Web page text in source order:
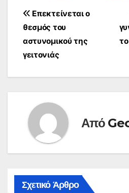
Πλοήγηση
άρθρων
Επεκτείνεται ο
θεσμός του
αστυνομικού της
γειτονιάς
Από
Σχετικό Άρθρο